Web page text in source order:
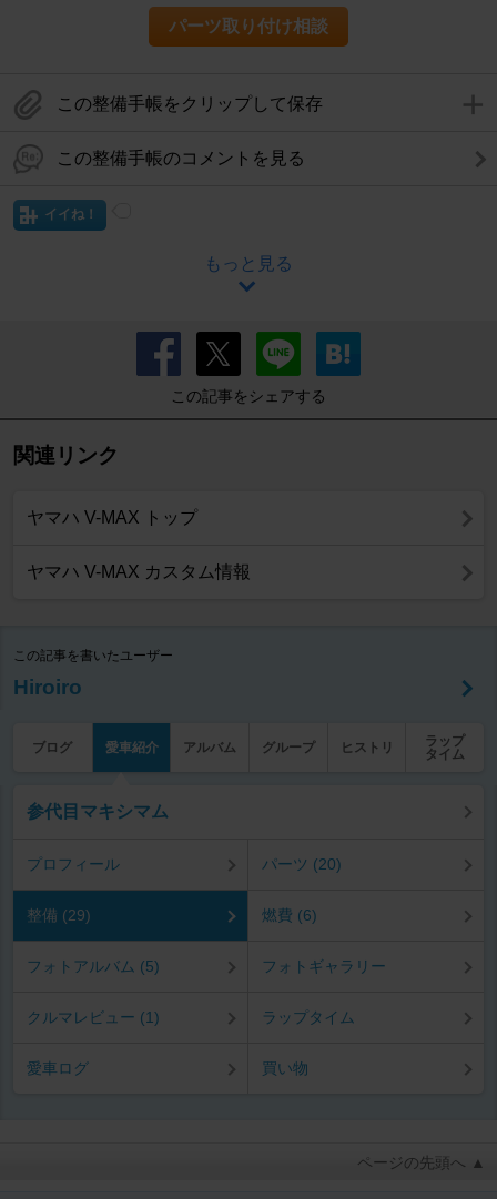
パーツ取り付け相談
この整備手帳をクリップして保存
この整備手帳のコメントを見る
イイね！
もっと見る
この記事をシェアする
関連リンク
ヤマハ V-MAX トップ
ヤマハ V-MAX カスタム情報
この記事を書いたユーザー
Hiroiro
ブログ 愛車紹介 アルバム グループ ヒストリ
ラップ
タイム
参代目マキシマム
プロフィール パーツ (20)
整備 (29) 燃費 (6)
フォトアルバム (5) フォトギャラリー
クルマレビュー (1) ラップタイム
愛車ログ 買い物
ページの先頭へ ▲